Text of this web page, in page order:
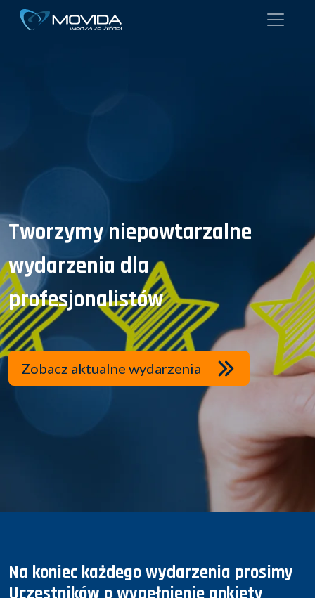
Tworzymy niepowtarzalne
wydarzenia dla
profesjonalistów
Zobacz aktualne wydarzenia
Na koniec każdego wydarzenia prosimy